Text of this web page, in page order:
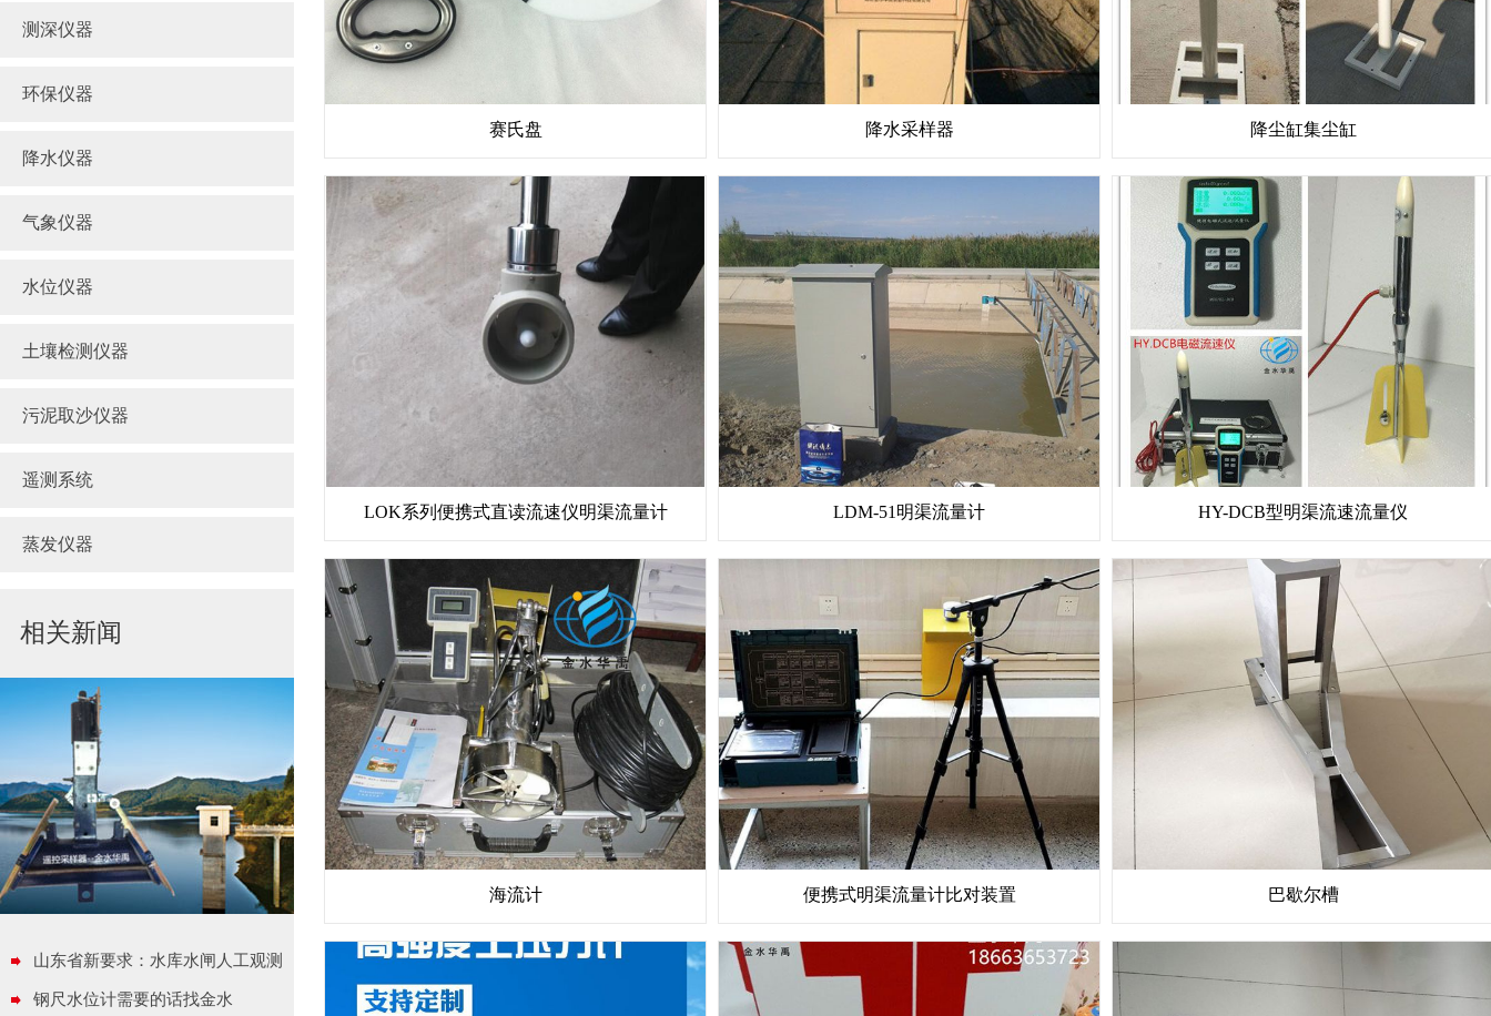
测深仪器
环保仪器
降水仪器
气象仪器
水位仪器
土壤检测仪器
污泥取沙仪器
遥测系统
蒸发仪器
相关新闻
山东省新要求：水库水闸人工观测
水尺和特征水位标识规范设置
钢尺水位计需要的话找金水
赛氏盘 降水采样器 降尘缸集尘缸
LOK系列便携式直读流速仪明渠流量计 LDM-51明渠流量计 HY-DCB型明渠流速流量仪
海流计 便携式明渠流量计比对装置 巴歇尔槽